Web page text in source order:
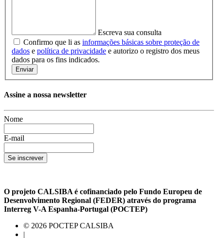
Escreva sua consulta
Confirmo que li as informações básicas sobre proteção de
dados e política de privacidade e autorizo ​​o registro dos meus
dados para os fins indicados.
Enviar
Assine a nossa newsletter
Nome
E-mail
Se inscrever
O projeto CALSIBA é cofinanciado pelo Fundo Europeu de
Desenvolvimento Regional (FEDER) através do programa
Interreg V-A Espanha-Portugal (POCTEP)
© 2026 POCTEP CALSIBA
|